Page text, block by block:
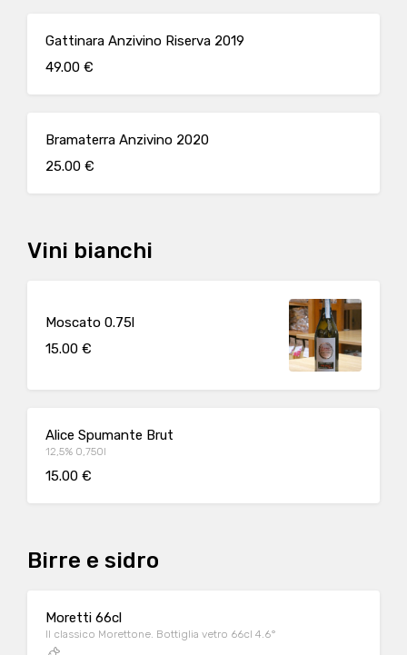
Gattinara Anzivino Riserva 2019
49.00 €
Bramaterra Anzivino 2020
25.00 €
Vini bianchi
Moscato 0.75l
15.00 €
Alice Spumante Brut
12,5% 0,750l
15.00 €
Birre e sidro
Moretti 66cl
Il classico Morettone. Bottiglia vetro 66cl 4.6°